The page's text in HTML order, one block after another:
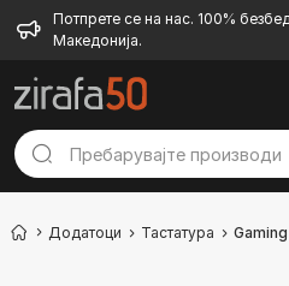
Потпрете се на нас. 100%
Македонија.
Додатоци Тастатура Gaming